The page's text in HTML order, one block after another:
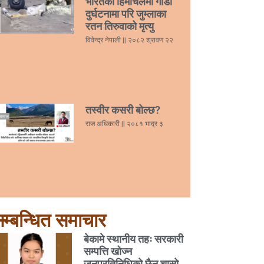
दुर्घटनामा परि जुम्लाका
रतन तिरुवाको मृत्यु
विवेन्द्र नेपाली २०८२ श्रावण २२
तस्वीर कसरी बोल्छ?
राज अधिकारी २०८१ भाद्र ३
समाचार
बेकामे स्थानीय तहः सरकारी
सम्पत्ति खोज्न